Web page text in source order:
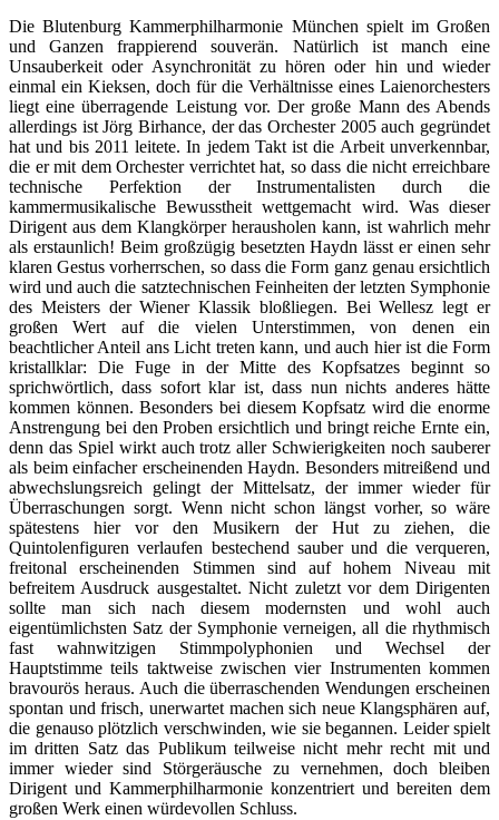
Die Blutenburg Kammerphilharmonie München spielt im Großen
und Ganzen frappierend souverän. Natürlich ist manch eine
Unsauberkeit oder Asynchronität zu hören oder hin und wieder
einmal ein Kieksen, doch für die Verhältnisse eines Laienorchesters
liegt eine überragende Leistung vor. Der große Mann des Abends
allerdings ist Jörg Birhance, der das Orchester 2005 auch gegründet
hat und bis 2011 leitete. In jedem Takt ist die Arbeit unverkennbar,
die er mit dem Orchester verrichtet hat, so dass die nicht erreichbare
technische Perfektion der Instrumentalisten durch die
kammermusikalische Bewusstheit wettgemacht wird. Was dieser
Dirigent aus dem Klangkörper herausholen kann, ist wahrlich mehr
als erstaunlich! Beim großzügig besetzten Haydn lässt er einen sehr
klaren Gestus vorherrschen, so dass die Form ganz genau ersichtlich
wird und auch die satztechnischen Feinheiten der letzten Symphonie
des Meisters der Wiener Klassik bloßliegen. Bei Wellesz legt er
großen Wert auf die vielen Unterstimmen, von denen ein
beachtlicher Anteil ans Licht treten kann, und auch hier ist die Form
kristallklar: Die Fuge in der Mitte des Kopfsatzes beginnt so
sprichwörtlich, dass sofort klar ist, dass nun nichts anderes hätte
kommen können. Besonders bei diesem Kopfsatz wird die enorme
Anstrengung bei den Proben ersichtlich und bringt reiche Ernte ein,
denn das Spiel wirkt auch trotz aller Schwierigkeiten noch sauberer
als beim einfacher erscheinenden Haydn. Besonders mitreißend und
abwechslungsreich gelingt der Mittelsatz, der immer wieder für
Überraschungen sorgt. Wenn nicht schon längst vorher, so wäre
spätestens hier vor den Musikern der Hut zu ziehen, die
Quintolenfiguren verlaufen bestechend sauber und die verqueren,
freitonal erscheinenden Stimmen sind auf hohem Niveau mit
befreitem Ausdruck ausgestaltet. Nicht zuletzt vor dem Dirigenten
sollte man sich nach diesem modernsten und wohl auch
eigentümlichsten Satz der Symphonie verneigen, all die rhythmisch
fast wahnwitzigen Stimmpolyphonien und Wechsel der
Hauptstimme teils taktweise zwischen vier Instrumenten kommen
bravourös heraus. Auch die überraschenden Wendungen erscheinen
spontan und frisch, unerwartet machen sich neue Klangsphären auf,
die genauso plötzlich verschwinden, wie sie begannen. Leider spielt
im dritten Satz das Publikum teilweise nicht mehr recht mit und
immer wieder sind Störgeräusche zu vernehmen, doch bleiben
Dirigent und Kammerphilharmonie konzentriert und bereiten dem
großen Werk einen würdevollen Schluss.